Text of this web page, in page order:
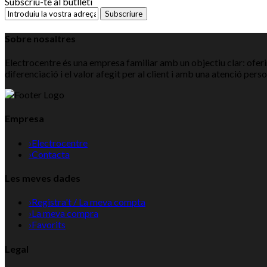
Subscriure
Sobre nosaltres
Electrocentre és una empresa familiar amb un objectiu clar:
diferenciació i el valor afegit per al client i amb una atenció
Empresa
›Electrocentre
›Contacta
Les meves dades
›Registra't / La meva compta
›La meva compra
›Favorits
Legal